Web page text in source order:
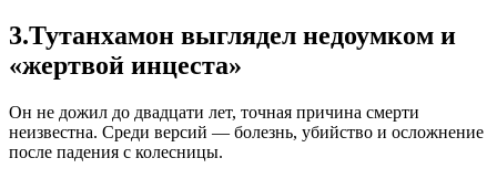
3.Тутанхамон выглядел недоумком и
«жертвой инцеста»
Он не дожил до двадцати лет, точная причина смерти
неизвестна. Среди версий — болезнь, убийство и осложнение
после падения с колесницы.